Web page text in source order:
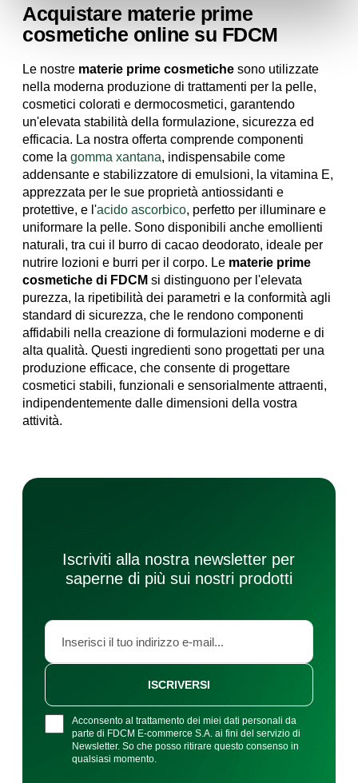
Acquistare materie prime
cosmetiche online su FDCM
Le nostre materie prime cosmetiche sono utilizzate
nella moderna produzione di trattamenti per la pelle,
cosmetici colorati e dermocosmetici, garantendo
un'elevata stabilità della formulazione, sicurezza ed
efficacia. La nostra offerta comprende componenti
come la gomma xantana, indispensabile come
addensante e stabilizzatore di emulsioni, la vitamina E,
apprezzata per le sue proprietà antiossidanti e
protettive, e l'acido ascorbico, perfetto per illuminare e
uniformare la pelle. Sono disponibili anche emollienti
naturali, tra cui il burro di cacao deodorato, ideale per
nutrire lozioni e burri per il corpo. Le materie prime
cosmetiche di FDCM si distinguono per l'elevata
purezza, la ripetibilità dei parametri e la conformità agli
standard di sicurezza, che le rendono componenti
affidabili nella creazione di formulazioni moderne e di
alta qualità. Questi ingredienti sono progettati per una
produzione efficace, che consente di progettare
cosmetici stabili, funzionali e sensorialmente attraenti,
indipendentemente dalle dimensioni della vostra
attività.
Iscriviti alla nostra newsletter per
saperne di più sui nostri prodotti
Acconsento al trattamento dei miei dati personali da
parte di FDCM E-commerce S.A. ai fini del servizio di
Newsletter. So che posso ritirare questo consenso in
qualsiasi momento.
ISCRIVERSI